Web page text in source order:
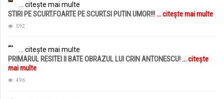
... citește mai multe
STIRI PE SCURT.FOARTE PE SCURT.SI PUTIN UMOR!!!... citește mai multe
592
... citește mai multe
PRIMARUL RESITEI II BATE OBRAZUL LUI CRIN ANTONESCU!... citește
mai multe
496